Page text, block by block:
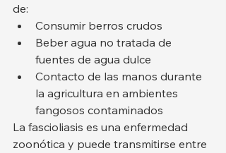
de:
Consumir berros crudos
Beber agua no tratada de
fuentes de agua dulce
Contacto de las manos durante
la agricultura en ambientes
fangosos contaminados
La fascioliasis es una enfermedad
zoonótica y puede transmitirse entre